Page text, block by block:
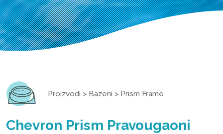
Proizvodi > Bazeni > Prism Frame
Chevron Prism Pravougaoni